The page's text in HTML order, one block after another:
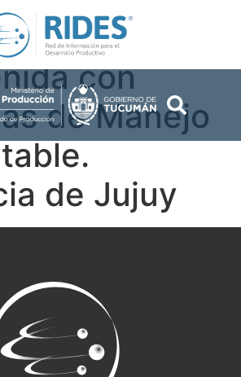
con
de Manejo
de Jujuy